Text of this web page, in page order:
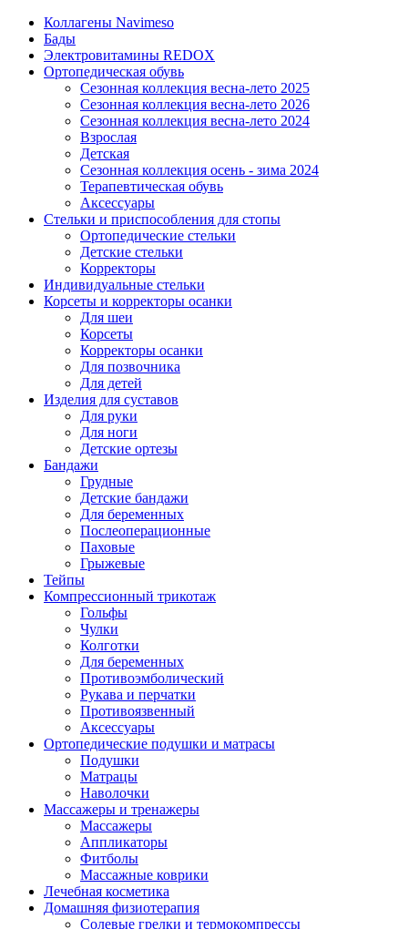
Коллагены Navimeso
Бады
Электровитамины REDOX
Ортопедическая обувь
Сезонная коллекция весна-лето 2025
Сезонная коллекция весна-лето 2026
Сезонная коллекция весна-лето 2024
Взрослая
Детская
Сезонная коллекция осень - зима 2024
Терапевтическая обувь
Аксессуары
Стельки и приспособления для стопы
Ортопедические стельки
Детские стельки
Корректоры
Индивидуальные стельки
Корсеты и корректоры осанки
Для шеи
Корсеты
Корректоры осанки
Для позвочника
Для детей
Изделия для суставов
Для руки
Для ноги
Детские ортезы
Бандажи
Грудные
Детские бандажи
Для беременных
Послеоперационные
Паховые
Грыжевые
Тейпы
Компрессионный трикотаж
Гольфы
Чулки
Колготки
Для беременных
Противоэмболический
Рукава и перчатки
Противоязвенный
Аксессуары
Ортопедические подушки и матрасы
Подушки
Матрацы
Наволочки
Массажеры и тренажеры
Массажеры
Аппликаторы
Фитболы
Массажные коврики
Лечебная косметика
Домашняя физиотерапия
Солевые грелки и термокомпрессы